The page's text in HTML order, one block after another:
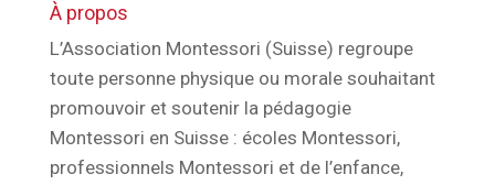
À propos
L’Association Montessori (Suisse) regroupe
toute personne physique ou morale souhaitant
promouvoir et soutenir la pédagogie
Montessori en Suisse : écoles Montessori,
professionnels Montessori et de l’enfance,